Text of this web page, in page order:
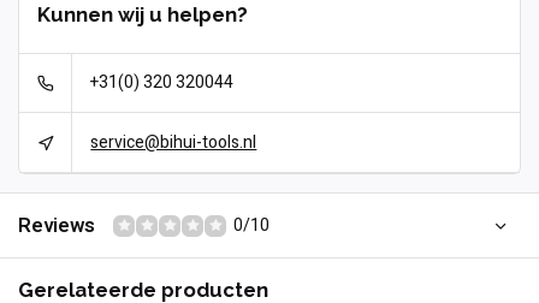
Kunnen wij u helpen?
+31(0) 320 320044
service@bihui-tools.nl
Reviews 0/10
Gerelateerde producten